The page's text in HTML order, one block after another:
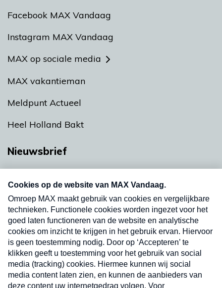
Facebook MAX Vandaag
Instagram MAX Vandaag
MAX op sociale media
MAX vakantieman
Meldpunt Actueel
Heel Holland Bakt
Nieuwsbrief
nieuwsbrief. Elke vrijdag- en dinsdagochtend in
uw mailbox.
Verzend